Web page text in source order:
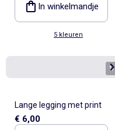
In winkelmandje
5 kleuren
1/
Lange legging met print
€ 6,00